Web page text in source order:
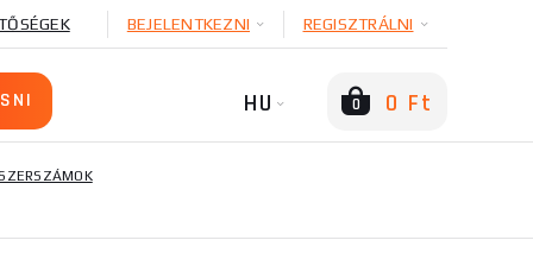
BEJELENTKEZNI REGISZTRÁLNI
HU 0 0 Ft